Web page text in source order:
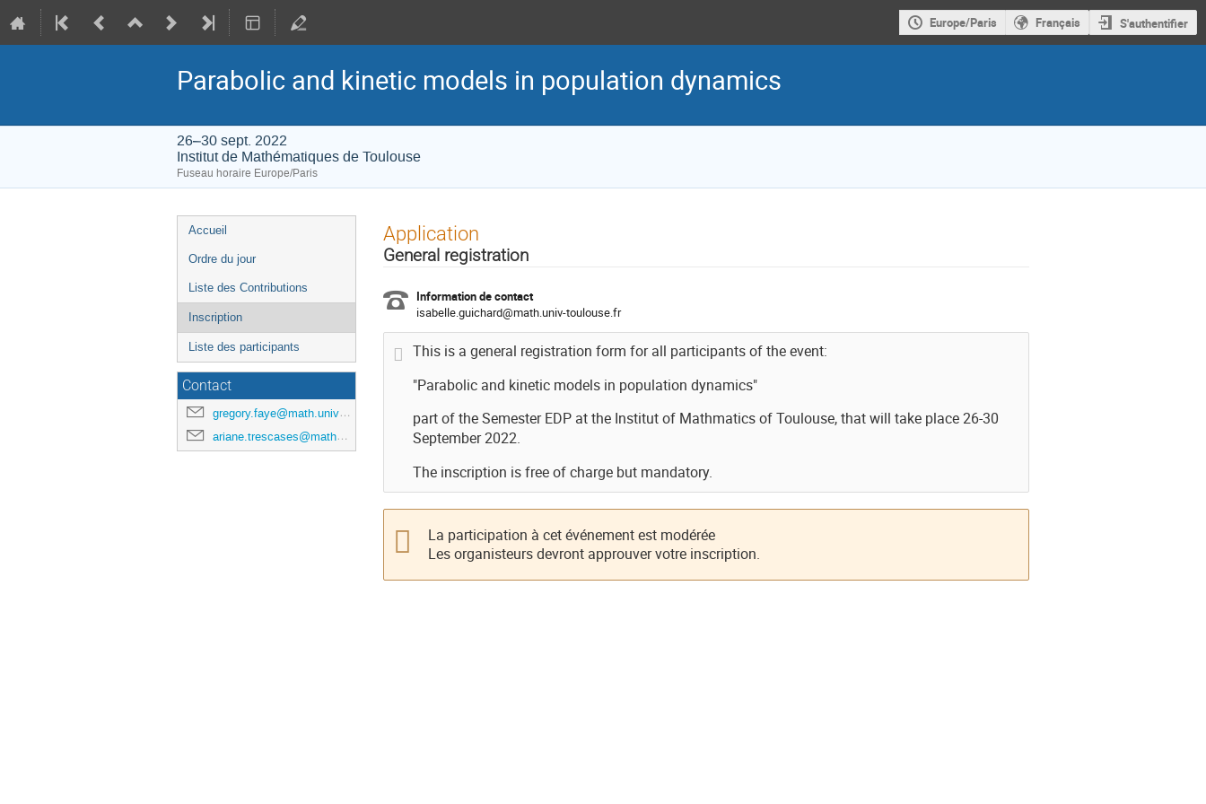
Europe/Paris Français S'authentifier
Parabolic and kinetic models in population dynamics
26–30 sept. 2022
Institut de Mathématiques de Toulouse
Fuseau horaire Europe/Paris
Menu
de
Accueil
Ordre du jour
Liste des Contributions
Inscription
Liste des participants
Contact
gregory.faye@math.univ-toulouse.fr
ariane.trescases@math.univ-toulouse.fr
Application
General registration
Information de contact
isabelle.guichard@math.univ-toulouse.fr
This is a general registration form for all participants of the event:
"Parabolic and kinetic models in population dynamics"
part of the Semester EDP at the Institut of Mathmatics of Toulouse, that will take place 26-30
September 2022.
The inscription is free of charge but mandatory.
La participation à cet événement est modérée
Les organisteurs devront approuver votre inscription.